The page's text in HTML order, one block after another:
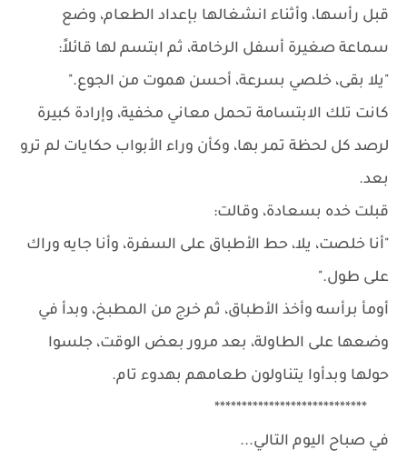
قبل رأسها، وأثناء انشغالها بإعداد الطعام، وضع
سماعة صغيرة أسفل الرخامة، ثم ابتسم لها قائلاً:
"يلا بقى، خلصي بسرعة، أحسن هموت من الجوع."
كانت تلك الابتسامة تحمل معاني مخفية، وإرادة كبيرة
لرصد كل لحظة تمر بها، وكأن وراء الأبواب حكايات لم ترو
بعد.
قبلت خده بسعادة، وقالت:
"أنا خلصت، يلا، حط الأطباق على السفرة، وأنا جايه وراك
على طول."
أومأ برأسه وأخذ الأطباق، ثم خرج من المطبخ، وبدأ في
وضعها على الطاولة، بعد مرور بعض الوقت، جلسوا
حولها وبدأوا يتناولون طعامهم بهدوء تام.
****************************
في صباح اليوم التالي...